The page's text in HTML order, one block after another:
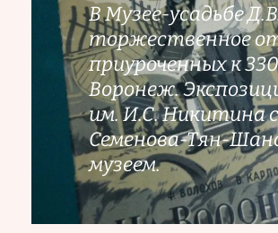
В Музее-усадьбе
торжественное
приуроченных к
Воронеж.
им. И.С. Никитина
Семенова-Тян-
музеем.